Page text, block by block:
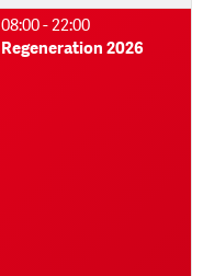
08:00 - 22:00
Regeneration 2026